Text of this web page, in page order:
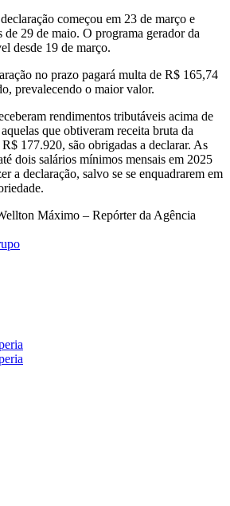
começou em 23 de março e
de 29 de maio. O programa gerador da
desde 19 de março.
no prazo pagará multa de R$ 165,74
prevalecendo o maior valor.
rendimentos tributáveis acima de
que obtiveram receita bruta da
177.920, são obrigadas a declarar. As
dois salários mínimos mensais em 2025
a declaração, salvo se se enquadrarem em
Máximo – Repórter da Agência